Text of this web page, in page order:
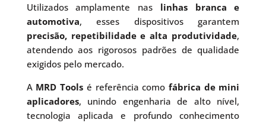
Utilizados amplamente nas linhas branca e
automotiva, esses dispositivos garantem
precisão, repetibilidade e alta produtividade,
atendendo aos rigorosos padrões de qualidade
exigidos pelo mercado.
A MRD Tools é referência como fábrica de mini
aplicadores, unindo engenharia de alto nível,
tecnologia aplicada e profundo conhecimento